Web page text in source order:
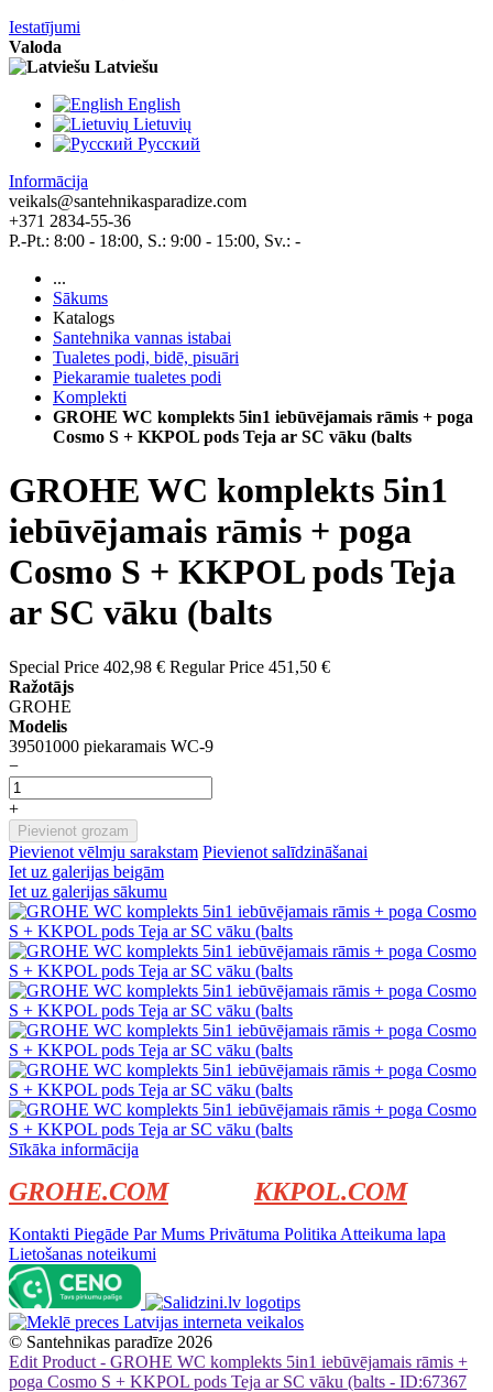
Iestatījumi
Valoda
Latviešu
English
Lietuvių
Pусский
Informācija
veikals@santehnikasparadize.com
+371 2834-55-36
P.-Pt.: 8:00 - 18:00, S.: 9:00 - 15:00, Sv.: -
...
Sākums
Katalogs
Santehnika vannas istabai
Tualetes podi, bidē, pisuāri
Piekaramie tualetes podi
Komplekti
GROHE WC komplekts 5in1 iebūvējamais rāmis + poga
Cosmo S + KKPOL pods Teja ar SC vāku (balts
GROHE WC komplekts 5in1
iebūvējamais rāmis + poga
Cosmo S + KKPOL pods Teja
ar SC vāku (balts
Special Price 402,98 € Regular Price 451,50 €
Ražotājs
GROHE
Modelis
39501000 piekaramais WC-9
−
+
Pievienot grozam
Pievienot vēlmju sarakstam Pievienot salīdzināšanai
Iet uz galerijas beigām
Iet uz galerijas sākumu
Sīkāka informācija
GROHE.COM KKPOL.COM
Kontakti Piegāde Par Mums Privātuma Politika Atteikuma lapa
Lietošanas noteikumi
© Santehnikas paradīze 2026
Edit Product - GROHE WC komplekts 5in1 iebūvējamais rāmis +
poga Cosmo S + KKPOL pods Teja ar SC vāku (balts - ID:67367